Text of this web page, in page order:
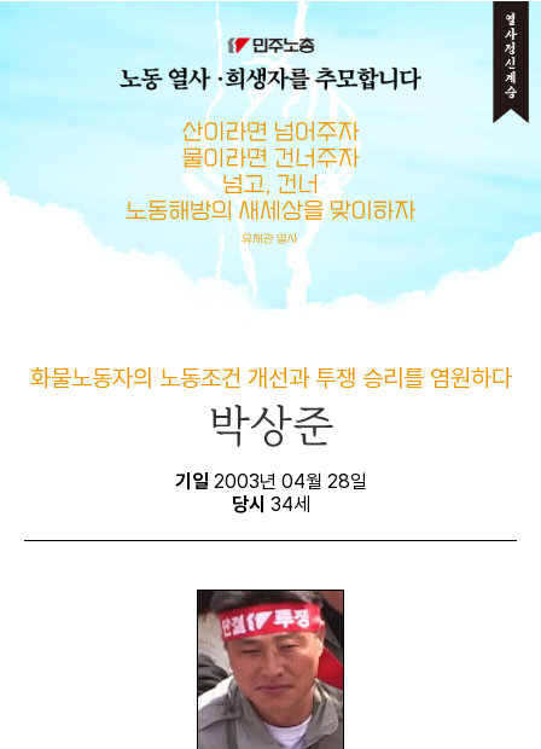
메뉴 건너뛰기
화물노동자의 노동조건 개선과 투쟁 승리를 염원하다
박상준
기일 2003년 04월 28일
당시 34세